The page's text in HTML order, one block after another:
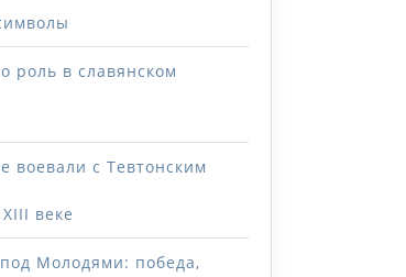
роль в славянском
воевали с Тевтонским
веке
Молодями: победа,